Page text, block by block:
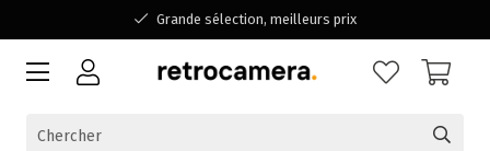
Grande sélection, meilleurs prix
Disponible pour toutes vos questions